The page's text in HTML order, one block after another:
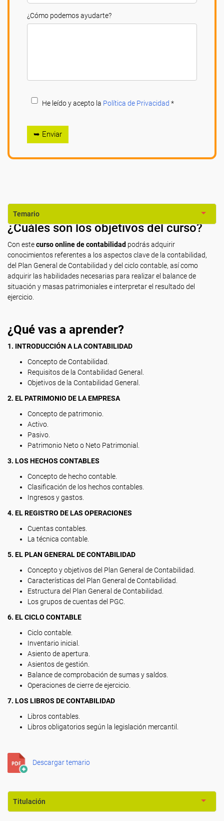
¿Cómo podemos ayudarte?
He leído y acepto la Política de Privacidad *
➥ Enviar
Temario
¿Cuáles son los objetivos del curso?
Con estecurso online de contabilidad podrás adquirir
conocimientos referentes a los aspectos clave de la contabilidad,
del Plan General de Contabilidad y del ciclo contable, así como
adquirir las habilidades necesarias para realizar el balance de
situación y masas patrimoniales e interpretar el resultado del
ejercicio.
¿Qué vas a aprender?
1. INTRODUCCIÓN A LA CONTABILIDAD
Concepto de Contabilidad.
Requisitos de la Contabilidad General.
Objetivos de la Contabilidad General.
2. EL PATRIMONIO DE LA EMPRESA
Concepto de patrimonio.
Activo.
Pasivo.
Patrimonio Neto o Neto Patrimonial.
3. LOS HECHOS CONTABLES
Concepto de hecho contable.
Clasificación de los hechos contables.
Ingresos y gastos.
4. EL REGISTRO DE LAS OPERACIONES
Cuentas contables.
La técnica contable.
5. EL PLAN GENERAL DE CONTABILIDAD
Concepto y objetivos del Plan General de Contabilidad.
Características del Plan General de Contabilidad.
Estructura del Plan General de Contabilidad.
Los grupos de cuentas del PGC.
6. EL CICLO CONTABLE
Ciclo contable.
Inventario inicial.
Asiento de apertura.
Asientos de gestión.
Balance de comprobación de sumas y saldos.
Operaciones de cierre de ejercicio.
7. LOS LIBROS DE CONTABILIDAD
Libros contables.
Libros obligatorios según la legislación mercantil.
Descargar temario
Titulación